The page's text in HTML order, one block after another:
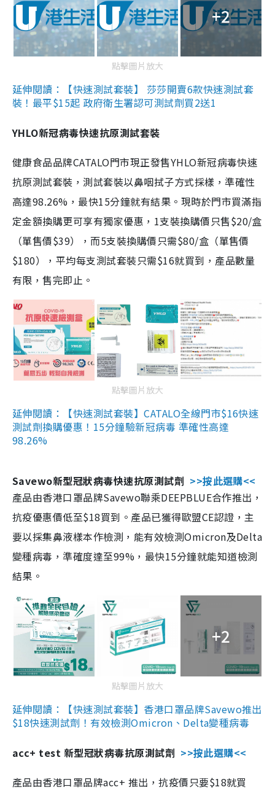
+2
點擊圖片放大
延伸閱讀：【快速測試套裝】 莎莎開賣6款快速測試套
裝！最平$15起 政府衛生署認可測試劑買2送1
YHLO新冠病毒快速抗原測試套裝
健康食品品牌CATALO門市現正發售YHLO新冠病毒快速
抗原測試套裝，測試套裝以鼻咽拭子方式採樣，準確性
高達98.26%，最快15分鐘就有結果。現時於門市買滿指
定金額換購更可享有獨家優惠，1支裝換購價只售$20/盒
（單售價$39），而5支裝換購價只需$80/盒（單售價
$180），平均每支測試套裝只需$16就買到，產品數量
有限，售完即止。
點擊圖片放大
延伸閱讀：【快速測試套裝】CATALO全線門市$16快速
測試劑換購優惠！15分鐘驗新冠病毒 準確性高達
98.26%
Savewo新型冠狀病毒快速抗原測試劑 >>按此選購<<
產品由香港口罩品牌Savewo聯乘DEEPBLUE合作推出，
抗疫優惠價低至$18買到。產品已獲得歐盟CE認證，主
要以採集鼻液樣本作檢測，能有效檢測Omicron及Delta
變種病毒，準確度達至99%，最快15分鐘就能知道檢測
結果。
+2
點擊圖片放大
延伸閱讀：【快速測試套裝】香港口罩品牌Savewo推出
$18快速測試劑！有效檢測Omicron、Delta變種病毒
acc+ test 新型冠狀病毒抗原測試劑 >>按此選購<<
產品由香港口罩品牌acc+ 推出，抗疫價只要$18就買